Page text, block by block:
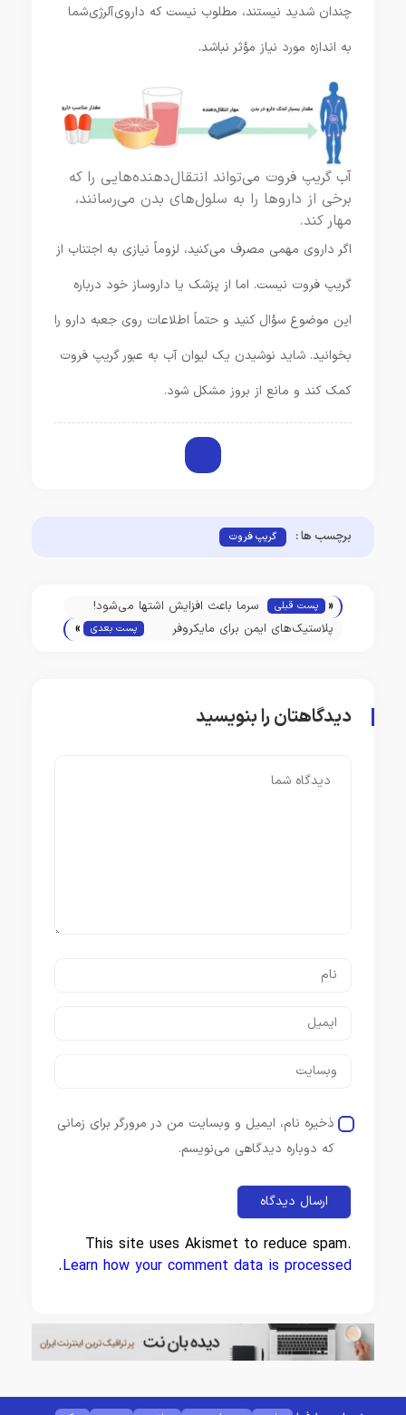
چندان شدید نیستند، مطلوب نیست که داروی آلرژی شما
به اندازه مورد نیاز مؤثر نباشد.
آب گریپ فروت می‌تواند انتقال‌دهنده‌هایی را که
برخی از داروها را به سلول‌های بدن می‌رسانند،
مهار کند.
اگر داروی مهمی مصرف می‌کنید، لزوماً نیازی به اجتناب از
گریپ فروت نیست. اما از پزشک یا داروساز خود درباره
این موضوع سؤال کنید و حتماً اطلاعات روی جعبه دارو را
بخوانید. شاید نوشیدن یک لیوان آب به عبور گریپ فروت
کمک کند و مانع از بروز مشکل شود.
برچسب ها : گریپ فروت
« پست قبلی
سرما باعث افزایش اشتها می‌شود!
پلاستیک‌های ایمن برای مایکروفر
پست بعدی »
دیدگاهتان را بنویسید
ذخیره نام، ایمیل و وبسایت من در مرورگر برای زمانی
که دوباره دیدگاهی می‌نویسم.
This site uses Akismet to reduce spam.
Learn how your comment data is processed
.